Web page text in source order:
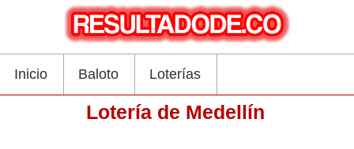
Inicio Baloto Loterías
Lotería de Medellín